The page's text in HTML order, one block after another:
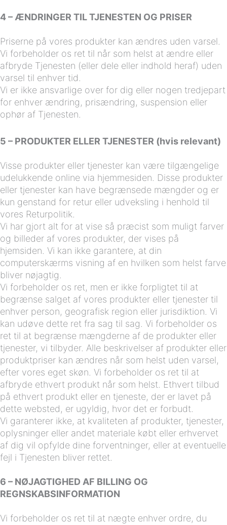
4 – ÆNDRINGER TIL TJENESTEN OG PRISER
Priserne på vores produkter kan ændres uden varsel.
Vi forbeholder os ret til når som helst at ændre eller
afbryde Tjenesten (eller dele eller indhold heraf) uden
varsel til enhver tid.
Vi er ikke ansvarlige over for dig eller nogen tredjepart
for enhver ændring, prisændring, suspension eller
ophør af Tjenesten.
5 – PRODUKTER ELLER TJENESTER (hvis relevant)
Visse produkter eller tjenester kan være tilgængelige
udelukkende online via hjemmesiden. Disse produkter
eller tjenester kan have begrænsede mængder og er
kun genstand for retur eller udveksling i henhold til
vores Returpolitik.
Vi har gjort alt for at vise så præcist som muligt farver
og billeder af vores produkter, der vises på
hjemsiden. Vi kan ikke garantere, at din
computerskærms visning af en hvilken som helst farve
bliver nøjagtig.
Vi forbeholder os ret, men er ikke forpligtet til at
begrænse salget af vores produkter eller tjenester til
enhver person, geografisk region eller jurisdiktion. Vi
kan udøve dette ret fra sag til sag. Vi forbeholder os
ret til at begrænse mængderne af de produkter eller
tjenester, vi tilbyder. Alle beskrivelser af produkter eller
produktpriser kan ændres når som helst uden varsel,
efter vores eget skøn. Vi forbeholder os ret til at
afbryde ethvert produkt når som helst. Ethvert tilbud
på ethvert produkt eller en tjeneste, der er lavet på
dette websted, er ugyldig, hvor det er forbudt.
Vi garanterer ikke, at kvaliteten af produkter, tjenester,
oplysninger eller andet materiale købt eller erhvervet
af dig vil opfylde dine forventninger, eller at eventuelle
fejl i Tjenesten bliver rettet.
6 – NØJAGTIGHED AF BILLING OG
REGNSKABSINFORMATION
Vi forbeholder os ret til at nægte enhver ordre, du